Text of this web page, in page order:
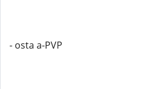
- osta a-PVP